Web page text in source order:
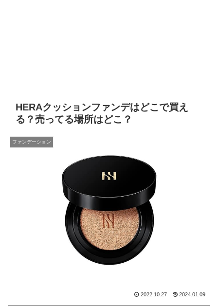
HERAクッションファンデはどこで買え
る？売ってる場所はどこ？
ファンデーション
2022.10.27 2024.01.09